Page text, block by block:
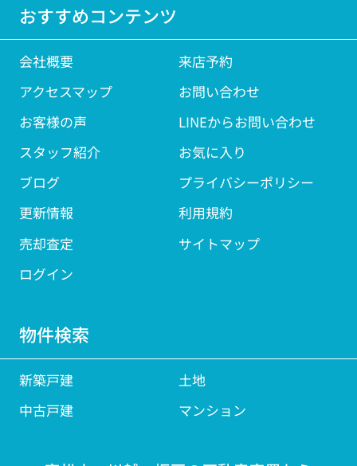
おすすめコンテンツ
会社概要
来店予約
アクセスマップ
お問い合わせ
お客様の声
LINEからお問い合わせ
スタッフ紹介
お気に入り
ブログ
プライバシーポリシー
更新情報
利用規約
売却査定
サイトマップ
ログイン
物件検索
新築戸建
土地
中古戸建
マンション